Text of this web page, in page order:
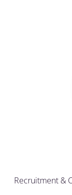
Recruitment &